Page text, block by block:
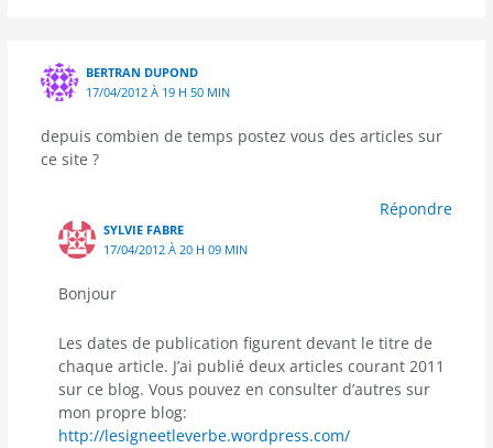
BERTRAN DUPOND
17/04/2012 À 19 H 50 MIN
depuis combien de temps postez vous des articles sur
ce site ?
Répondre
SYLVIE FABRE
17/04/2012 À 20 H 09 MIN
Bonjour
Les dates de publication figurent devant le titre de
chaque article. J’ai publié deux articles courant 2011
sur ce blog. Vous pouvez en consulter d’autres sur
mon propre blog:
http://lesigneetleverbe.wordpress.com/